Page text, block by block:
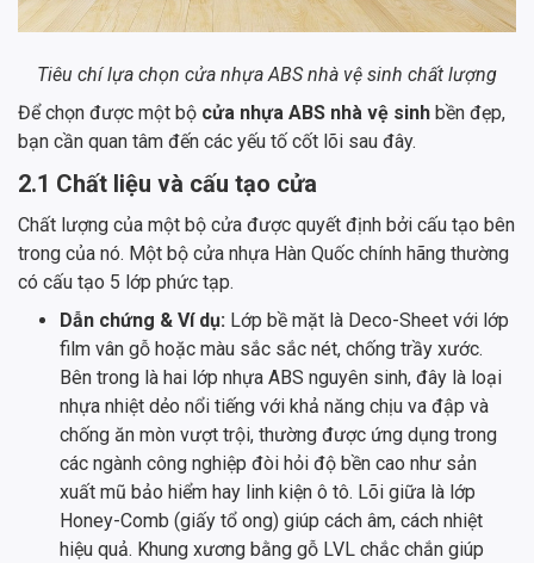
Tiêu chí lựa chọn cửa nhựa ABS nhà vệ sinh chất lượng
Để chọn được một bộ cửa nhựa ABS nhà vệ sinh bền đẹp,
bạn cần quan tâm đến các yếu tố cốt lõi sau đây.
2.1 Chất liệu và cấu tạo cửa
Chất lượng của một bộ cửa được quyết định bởi cấu tạo bên
trong của nó. Một bộ cửa nhựa Hàn Quốc chính hãng thường
có cấu tạo 5 lớp phức tạp.
Dẫn chứng & Ví dụ: Lớp bề mặt là Deco-Sheet với lớp
film vân gỗ hoặc màu sắc sắc nét, chống trầy xước.
Bên trong là hai lớp nhựa ABS nguyên sinh, đây là loại
nhựa nhiệt dẻo nổi tiếng với khả năng chịu va đập và
chống ăn mòn vượt trội, thường được ứng dụng trong
các ngành công nghiệp đòi hỏi độ bền cao như sản
xuất mũ bảo hiểm hay linh kiện ô tô. Lõi giữa là lớp
Honey-Comb (giấy tổ ong) giúp cách âm, cách nhiệt
hiệu quả. Khung xương bằng gỗ LVL chắc chắn giúp